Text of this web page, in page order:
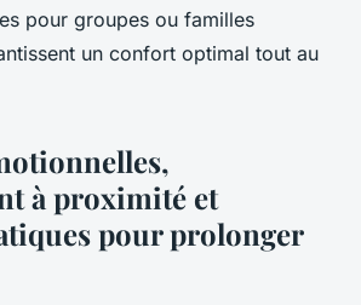
pour groupes ou familles
un confort optimal tout au
à proximité et
pour prolonger